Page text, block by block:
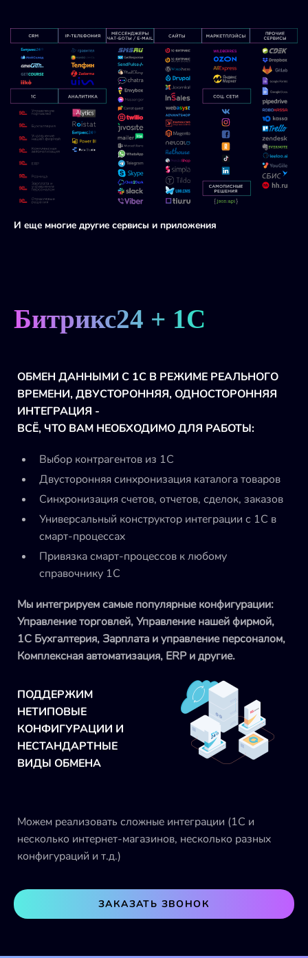
И еще многие другие сервисы и приложения
Битрикс24 + 1С
ОБМЕН ДАННЫМИ С 1С В РЕЖИМЕ РЕАЛЬНОГО
ВРЕМЕНИ, ДВУСТОРОННЯЯ, ОДНОСТОРОННЯЯ
ИНТЕГРАЦИЯ -
ВСЁ, ЧТО ВАМ НЕОБХОДИМО ДЛЯ РАБОТЫ:
Выбор контрагентов из 1С
Двусторонняя синхронизация каталога товаров
Синхронизация счетов, отчетов, сделок, заказов
Универсальный конструктор интеграции с 1С в
смарт-процессах
Привязка смарт-процессов к любому
справочнику 1С
Мы интегрируем самые популярные конфигурации:
Управление торговлей, Управление нашей фирмой,
1С Бухгалтерия, Зарплата и управление персоналом,
Комплексная автоматизация, ERP и другие.
ПОДДЕРЖИМ
НЕТИПОВЫЕ
КОНФИГУРАЦИИ И
НЕСТАНДАРТНЫЕ
ВИДЫ ОБМЕНА
Можем реализовать сложные интеграции (1С и
несколько интернет-магазинов, несколько разных
конфигураций и т.д.)
ЗАКАЗАТЬ ЗВОНОК